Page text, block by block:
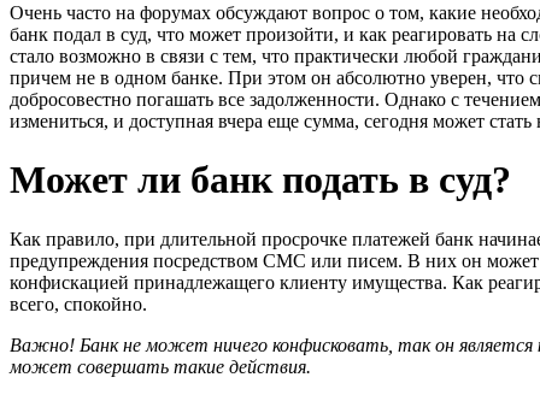
Очень часто на форумах обсуждают вопрос о том, какие
банк подал в суд, что может произойти, и как реагировать на
стало возможно в связи с тем, что практически любой
причем не в одном банке. При этом он абсолютно уверен, что
добросовестно погашать все задолженности. Однако с
измениться, и доступная вчера еще сумма, сегодня может
Может ли банк подать в суд?
Как правило, при длительной просрочке платежей банк
предупреждения посредством СМС или писем. В них он может
конфискацией принадлежащего клиенту имущества. Как
всего, спокойно.
Важно! Банк не может ничего конфисковать, так он является
может совершать такие действия.